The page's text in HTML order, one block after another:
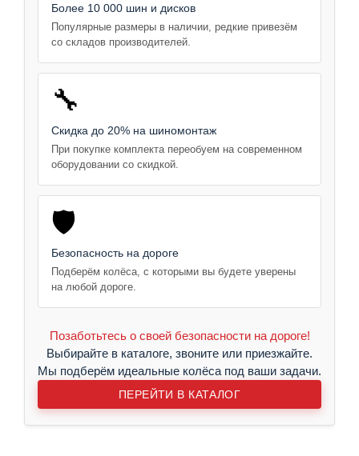
Более 10 000 шин и дисков
Популярные размеры в наличии, редкие привезём
со складов производителей.
🔧
Скидка до 20% на шиномонтаж
При покупке комплекта переобуем на современном
оборудовании со скидкой.
🛡️
Безопасность на дороге
Подберём колёса, с которыми вы будете уверены
на любой дороге.
Позаботьтесь о своей безопасности на дороге!
Выбирайте в каталоге, звоните или приезжайте.
Мы подберём идеальные колёса под ваши задачи.
ПЕРЕЙТИ В КАТАЛОГ